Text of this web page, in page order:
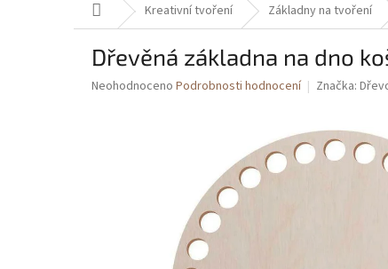
Domů Kreativní tvoření Základny na tvoření
Dřevěná základna na dno
Průměrné
Neohodnoceno Podrobnosti hodnocení Značka: